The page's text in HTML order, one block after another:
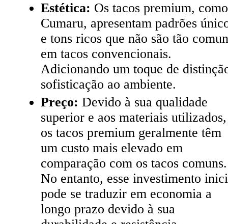
Estética: Os tacos premium,
Cumaru, apresentam padrões
e tons ricos que não são tão
em tacos convencionais.
Adicionando um toque de
sofisticação ao ambiente.
Preço: Devido à sua qualidade
superior e aos materiais utilizados,
os tacos premium geralmente têm
um custo mais elevado em
comparação com os tacos comuns.
No entanto, esse investimento
pode se traduzir em economia a
longo prazo devido à sua